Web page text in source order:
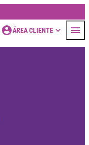
ÁREA CLIENTE